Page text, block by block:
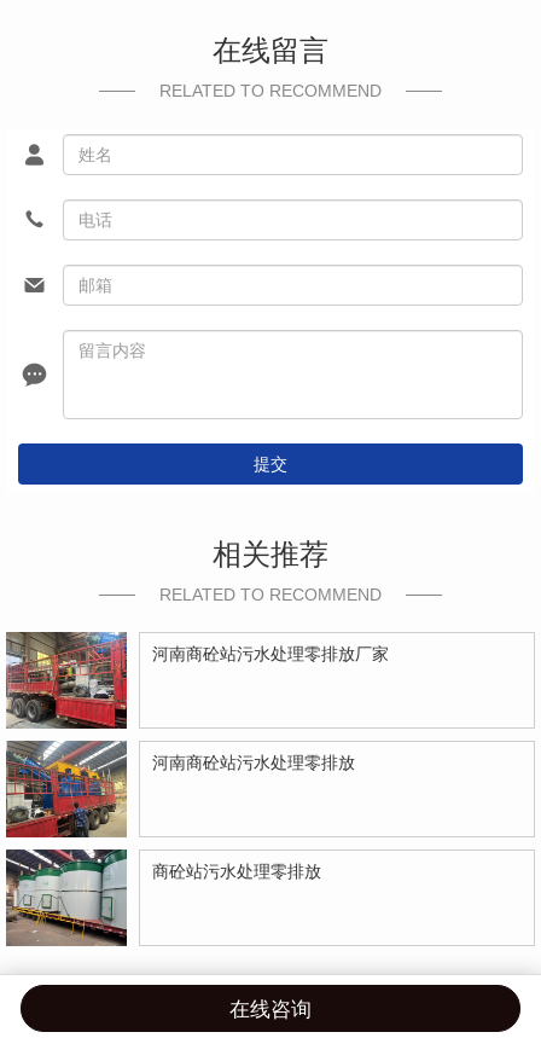
在线留言
RELATED TO RECOMMEND
提交
相关推荐
RELATED TO RECOMMEND
河南商砼站污水处理零排放厂家
河南商砼站污水处理零排放
商砼站污水处理零排放
在线咨询